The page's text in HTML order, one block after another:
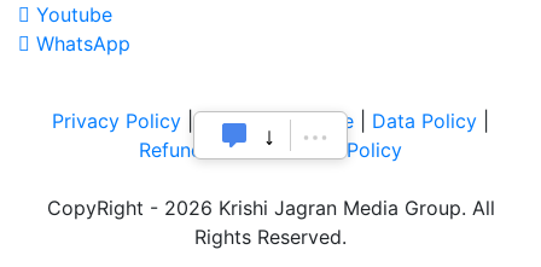
Youtube
WhatsApp
Privacy Policy |Terms of Service Data Policy
Refund & Cancellation Policy
CopyRight - 2026 Krishi Jagran Media Group. All
Rights Reserved.